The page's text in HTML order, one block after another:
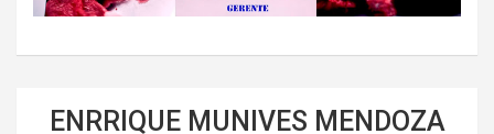
ENRRIQUE MUNIVES MENDOZA